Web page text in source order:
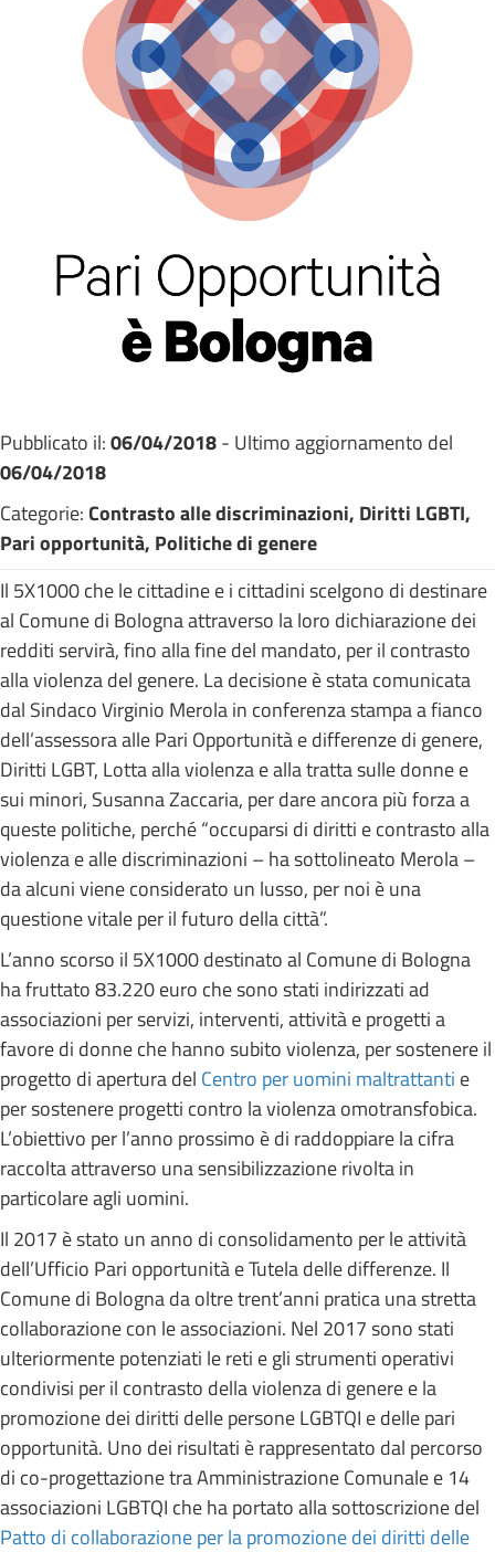
Pubblicato il:06/04/2018- Ultimo aggiornamento del
06/04/2018
Categorie:Contrasto alle discriminazioni, Diritti LGBTI,
Pari opportunità, Politiche di genere
Il 5X1000 che le cittadine e i cittadini scelgono di destinare
al Comune di Bologna attraverso la loro dichiarazione dei
redditi servirà, fino alla fine del mandato, per il contrasto
alla violenza del genere. La decisione è stata comunicata
dal Sindaco Virginio Merola in conferenza stampa a fianco
dell’assessora alle Pari Opportunità e differenze di genere,
Diritti LGBT, Lotta alla violenza e alla tratta sulle donne e
sui minori, Susanna Zaccaria, per dare ancora più forza a
queste politiche, perché “occuparsi di diritti e contrasto alla
violenza e alle discriminazioni – ha sottolineato Merola –
da alcuni viene considerato un lusso, per noi è una
questione vitale per il futuro della città”.
L’anno scorso il 5X1000 destinato al Comune di Bologna
ha fruttato 83.220 euro che sono stati indirizzati ad
associazioni per servizi, interventi, attività e progetti a
favore di donne che hanno subito violenza, per sostenere il
progetto di apertura del Centro per uomini maltrattanti e
per sostenere progetti contro la violenza omotransfobica.
L’obiettivo per l’anno prossimo è di raddoppiare la cifra
raccolta attraverso una sensibilizzazione rivolta in
particolare agli uomini.
Il 2017 è stato un anno di consolidamento per le attività
dell’Ufficio Pari opportunità e Tutela delle differenze. Il
Comune di Bologna da oltre trent’anni pratica una stretta
collaborazione con le associazioni. Nel 2017 sono stati
ulteriormente potenziati le reti e gli strumenti operativi
condivisi per il contrasto della violenza di genere e la
promozione dei diritti delle persone LGBTQI e delle pari
opportunità. Uno dei risultati è rappresentato dal percorso
di co-progettazione tra Amministrazione Comunale e 14
associazioni LGBTQI che ha portato alla sottoscrizione del
Patto di collaborazione per la promozione dei diritti delle